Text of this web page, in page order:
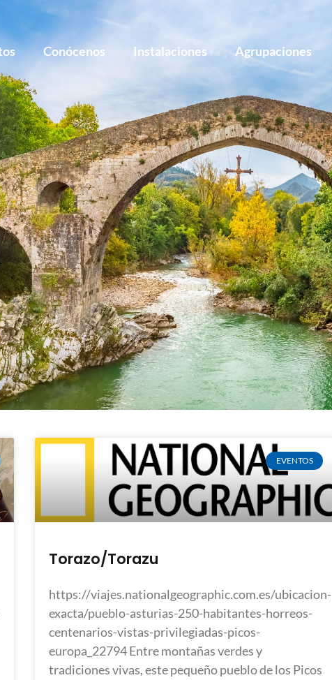
Conócenos Instalaciones Agrupaciones
EVENTOS
Torazo/Torazu
https://viajes.nationalgeographic.com.es/ubicacion-
exacta/pueblo-asturias-250-habitantes-horreos-
centenarios-vistas-privilegiadas-picos-
europa_22794 Entre montañas verdes y
tradiciones vivas, este pequeño pueblo de los Picos